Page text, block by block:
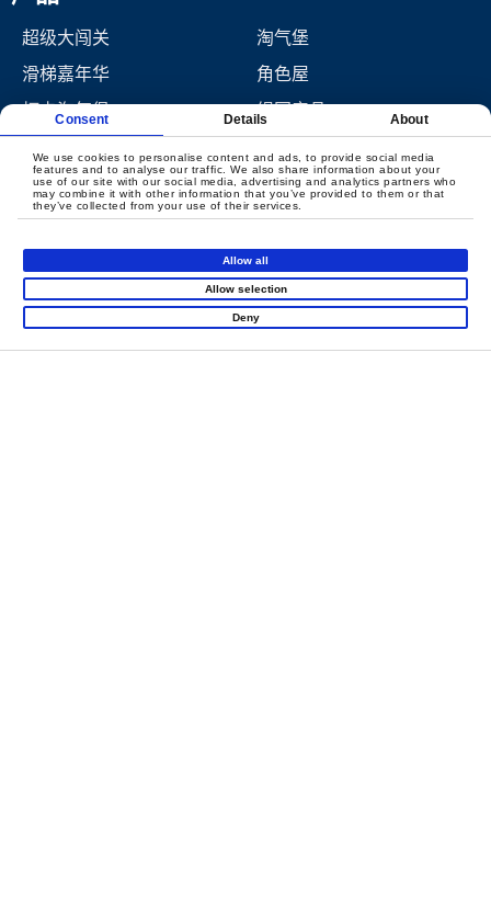
Consent Details About
We use cookies to personalise content and ads, to provide social media
features and to analyse our traffic. We also share information about your
use of our site with our social media, advertising and analytics partners who
may combine it with other information that you’ve provided to them or that
they’ve collected from your use of their services.
Allow all
Allow selection
Deny
超级大闯关
滑梯嘉年华
打卡淘气堡
蹦床公园
高空拓展
绳网拓展
忍者竞技
淘气堡
角色屋
绳网产品
互动游戏
卡丁车和自行车
儿童攀岩
球池
电动软包产品